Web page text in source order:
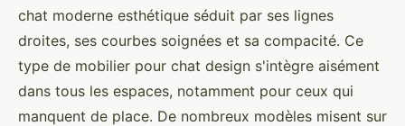
chat moderne esthétique séduit par ses lignes
droites, ses courbes soignées et sa compacité. Ce
type de mobilier pour chat design s'intègre aisément
dans tous les espaces, notamment pour ceux qui
manquent de place. De nombreux modèles misent sur